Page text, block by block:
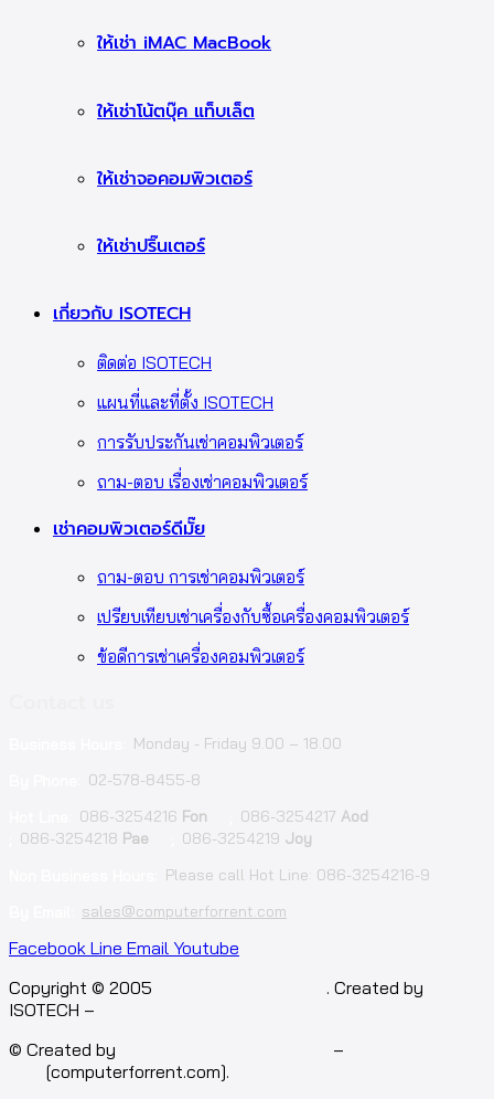
ให้เช่า iMAC MacBook
ให้เช่าโน้ตบุ๊ค แท็บเล็ต
ให้เช่าจอคอมพิวเตอร์
ให้เช่าปริ๊นเตอร์
เกี่ยวกับ ISOTECH
ติดต่อ ISOTECH
แผนที่และที่ตั้ง ISOTECH
การรับประกันเช่าคอมพิวเตอร์
ถาม-ตอบ เรื่องเช่าคอมพิวเตอร์
เช่าคอมพิวเตอร์ดีมั๊ย
ถาม-ตอบ การเช่าคอมพิวเตอร์
เปรียบเทียบเช่าเครื่องกับซื้อเครื่องคอมพิวเตอร์
ข้อดีการเช่าเครื่องคอมพิวเตอร์
Monday - Friday 9.00 – 18.00
02-578-8455-8
086-3254216 Fon 086-3254217 Aod
086-3254218 Pae 086-3254219 Joy
Please call Hot Line: 086-3254216-9
sales@computerforrent.com
Facebook Line Email Youtube
Copyright © 2005
. Created by
ISOTECH –
© Created by
–
[computerforrent.com].